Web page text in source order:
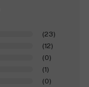
(23)
(12)
(0)
(1)
(0)